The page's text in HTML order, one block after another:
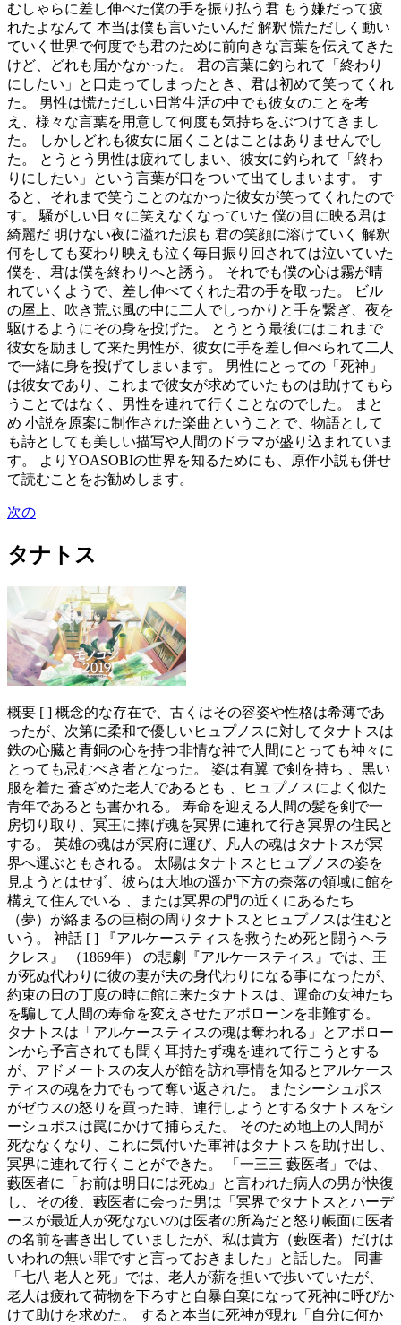
むしゃらに差し伸べた僕の手を振り払う君 もう嫌だって疲
れたよなんて 本当は僕も言いたいんだ 解釈 慌ただしく動い
ていく世界で何度でも君のために前向きな言葉を伝えてきた
けど、どれも届かなかった。 君の言葉に釣られて「終わり
にしたい」と口走ってしまったとき、君は初めて笑ってくれ
た。 男性は慌ただしい日常生活の中でも彼女のことを考
え、様々な言葉を用意して何度も気持ちをぶつけてきまし
た。 しかしどれも彼女に届くことはことはありませんでし
た。 とうとう男性は疲れてしまい、彼女に釣られて「終わ
りにしたい」という言葉が口をついて出てしまいます。 す
ると、それまで笑うことのなかった彼女が笑ってくれたので
す。 騒がしい日々に笑えなくなっていた 僕の目に映る君は
綺麗だ 明けない夜に溢れた涙も 君の笑顔に溶けていく 解釈
何をしても変わり映えも泣く毎日振り回されては泣いていた
僕を、君は僕を終わりへと誘う。 それでも僕の心は霧が晴
れていくようで、差し伸べてくれた君の手を取った。 ビル
の屋上、吹き荒ぶ風の中に二人でしっかりと手を繋ぎ、夜を
駆けるようにその身を投げた。 とうとう最後にはこれまで
彼女を励まして来た男性が、彼女に手を差し伸べられて二人
で一緒に身を投げてしまいます。 男性にとっての「死神」
は彼女であり、これまで彼女が求めていたものは助けてもら
うことではなく、男性を連れて行くことなのでした。 まと
め 小説を原案に制作された楽曲ということで、物語として
も詩としても美しい描写や人間のドラマが盛り込まれていま
す。 よりYOASOBIの世界を知るためにも、原作小説も併せ
て読むことをお勧めします。
次の
タナトス
概要 [ ] 概念的な存在で、古くはその容姿や性格は希薄であ
ったが、次第に柔和で優しいヒュプノスに対してタナトスは
鉄の心臓と青銅の心を持つ非情な神で人間にとっても神々に
とっても忌むべき者となった。 姿は有翼 で剣を持ち 、黒い
服を着た 蒼ざめた老人であるとも 、ヒュプノスによく似た
青年であるとも書かれる。 寿命を迎える人間の髪を剣で一
房切り取り、冥王に捧げ魂を冥界に連れて行き冥界の住民と
する。 英雄の魂はが冥府に運び、凡人の魂はタナトスが冥
界へ運ぶともされる。 太陽はタナトスとヒュプノスの姿を
見ようとはせず、彼らは大地の遥か下方の奈落の領域に館を
構えて住んでいる 、または冥界の門の近くにあるたち
（夢）が絡まるの巨樹の周りタナトスとヒュプノスは住むと
いう。 神話 [ ] 『アルケースティスを救うため死と闘うヘラ
クレス』 （1869年） の悲劇『アルケースティス』では、王
が死ぬ代わりに彼の妻が夫の身代わりになる事になったが、
約束の日の丁度の時に館に来たタナトスは、運命の女神たち
を騙して人間の寿命を変えさせたアポローンを非難する。
タナトスは「アルケースティスの魂は奪われる」とアポロー
ンから予言されても聞く耳持たず魂を連れて行こうとする
が、アドメートスの友人が館を訪れ事情を知るとアルケース
ティスの魂を力でもって奪い返された。 またシーシュポス
がゼウスの怒りを買った時、連行しようとするタナトスをシ
ーシュポスは罠にかけて捕らえた。 そのため地上の人間が
死ななくなり、これに気付いた軍神はタナトスを助け出し、
冥界に連れて行くことができた。 「一三三 藪医者」では、
藪医者に「お前は明日には死ぬ」と言われた病人の男が快復
し、その後、藪医者に会った男は「冥界でタナトスとハーデ
ースが最近人が死なないのは医者の所為だと怒り帳面に医者
の名前を書き出していましたが、私は貴方（藪医者）だけは
いわれの無い罪ですと言っておきました」と話した。 同書
「七八 老人と死」では、老人が薪を担いで歩いていたが、
老人は疲れて荷物を下ろすと自暴自棄になって死神に呼びか
けて助けを求めた。 すると本当に死神が現れ「自分に何か